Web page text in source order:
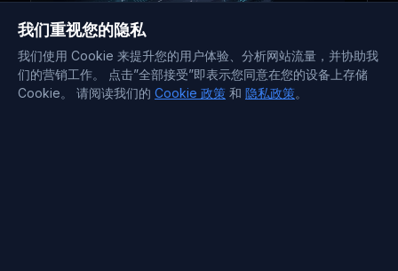
我们重视您的隐私
我们使用 Cookie 来提升您的用户体验、分析网站流量，并协助我
们的营销工作。 点击”全部接受”即表示您同意在您的设备上存储
Cookie。 请阅读我们的 Cookie 政策 和 隐私政策。